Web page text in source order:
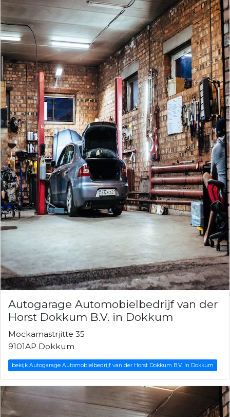
Autogarage Automobielbedrijf van der
Horst Dokkum B.V. in Dokkum
Mockamastrjitte 35
9101AP Dokkum
bekijk Autogarage Automobielbedrijf van der Horst Dokkum B.V. in Dokkum